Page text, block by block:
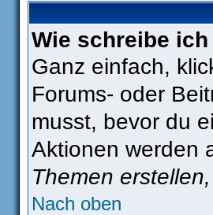
Wie schreibe
Ganz einfach,
Forums- oder
musst, bevor du
Aktionen werden
Themen
Nach oben